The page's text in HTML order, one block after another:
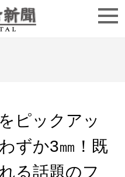
ピックアッ
ずか3㎜！既
る話題のフ